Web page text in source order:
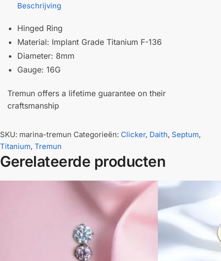
Beschrijving
Hinged Ring
Material: Implant Grade Titanium F-136
Diameter: 8mm
Gauge: 16G
Tremun offers a lifetime guarantee on their
craftsmanship
SKU: marina-tremun Categorieën: Clicker, Daith, Septum,
Titanium, Tremun
Gerelateerde producten